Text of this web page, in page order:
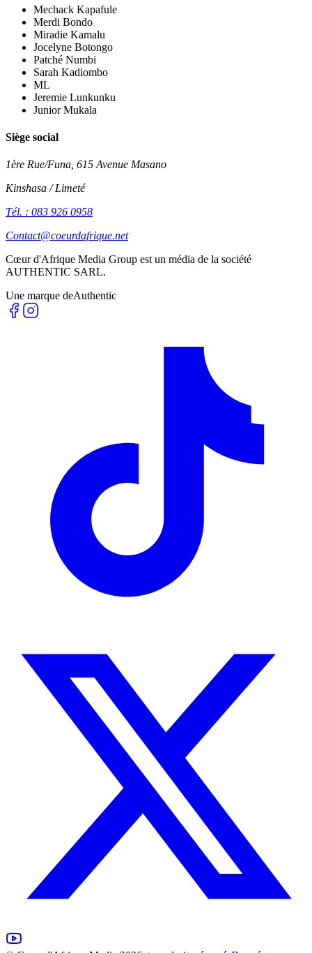
Mechack Kapafule
Merdi Bondo
Miradie Kamalu
Jocelyne Botongo
Patché Numbi
Sarah Kadiombo
ML
Jeremie Lunkunku
Junior Mukala
Siège social
1ère Rue/Funa, 615 Avenue Masano
Kinshasa / Limeté
Tél. : 083 926 0958
Contact@coeurdafrique.net
Cœur d'Afrique Media Group est un média de la société
AUTHENTIC SARL.
Une marque deAuthentic